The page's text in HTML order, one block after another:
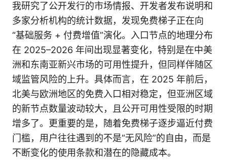
我研究了公开发行的市场情报、开发者发布说明和
多家分析机构的统计数据，发现免费梯子正在向
“基础服务 + 付费增值”演化。入口节点的地理分布
在 2025–2026 年间出现显著变化，特别是在中美
洲和东南亚新兴市场的可用性提升，但同样伴随区
域监管风险的上升。具体而言，在 2025 年前后，
北美与欧洲地区的免费入口相对稳定，但亚洲区域
的新节点数量波动较大，且公开可用性受限的时期
增多了。更重要的是，随着免费梯子逐步逼近付费
门槛，用户往往遇到的不是“无风险”的自由，而是
不断变化的使用条款和潜在的隐藏成本。